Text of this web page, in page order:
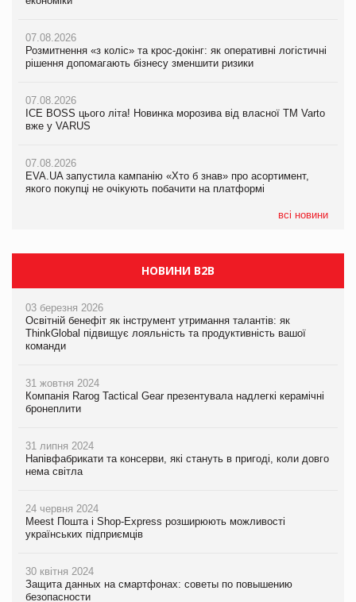
07.08.2026
Розмитнення «з коліс» та крос-докінг: як оперативні логістичні
рішення допомагають бізнесу зменшити ризики
07.08.2026
ICE BOSS цього літа! Новинка морозива від власної ТМ Varto
вже у VARUS
07.08.2026
EVA.UA запустила кампанію «Хто б знав» про асортимент,
якого покупці не очікують побачити на платформі
всі новини
07.08.2026
EVA.UA запустила кампанію «Хто б знав» про асортимент,
06.08.2026
Смачна новинка для хвостатих: у VARUS з’явилися паучі
05.08.2026
Мережа супермаркетів VARUS купує мережу магазинів
07.08.2026
Kraft Heinz скоротила збиток у першому півріччі
Продажі Hugo Boss впали на 9%
НОВИНИ B2B
03 березня 2026
Освітній бенефіт як інструмент утримання талантів: як
ThinkGlobal підвищує лояльність та продуктивність вашої
команди
31 жовтня 2024
Компанія Rarog Tactical Gear презентувала надлегкі керамічні
бронеплити
31 липня 2024
Напівфабрикати та консерви, які стануть в пригоді, коли довго
нема світла
24 червня 2024
Meest Пошта і Shop-Express розширюють можливості
українських підприємців
30 квітня 2024
Защита данных на смартфонах: советы по повышению
безопасности